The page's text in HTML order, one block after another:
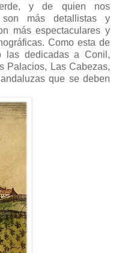
y de quien nos
más detallistas y
más espectaculares y
Como esta de
las dedicadas a Conil,
Palacios, Las Cabezas,
que se deben